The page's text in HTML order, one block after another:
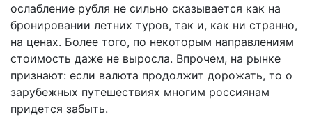
ослабление рубля не сильно сказывается как на
бронировании летних туров, так и, как ни странно,
на ценах. Более того, по некоторым направлениям
стоимость даже не выросла. Впрочем, на рынке
признают: если валюта продолжит дорожать, то о
зарубежных путешествиях многим россиянам
придется забыть.